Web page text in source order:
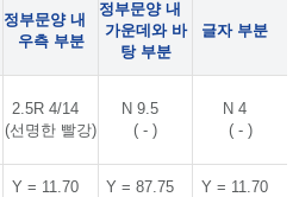
정부문양 내
우측 부분
정부문양 내
가운데와 바
탕 부분
글자 부분
2.5R 4/14
(선명한 빨강)
N 9.5
( - )
N 4
( - )
Y = 11.70
Y = 87.75
Y = 11.70